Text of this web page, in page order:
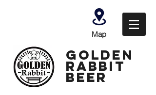
Map
GOLDEN
Rabbit
Beer